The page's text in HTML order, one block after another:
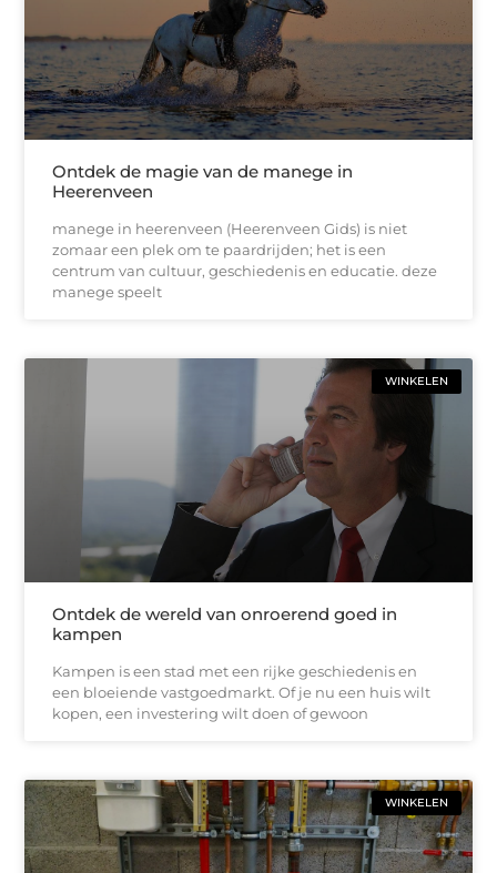
Ontdek de magie van de manege in
Heerenveen
manege in heerenveen (Heerenveen Gids) is niet
zomaar een plek om te paardrijden; het is een
centrum van cultuur, geschiedenis en educatie. deze
manege speelt
WINKELEN
Ontdek de wereld van onroerend goed in
kampen
Kampen is een stad met een rijke geschiedenis en
een bloeiende vastgoedmarkt. Of je nu een huis wilt
kopen, een investering wilt doen of gewoon
WINKELEN